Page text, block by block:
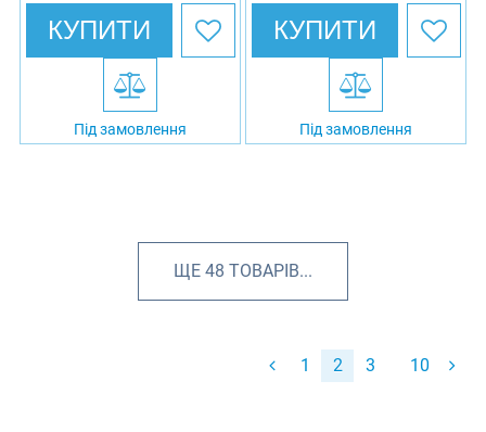
КУПИТИ
Під замовлення
КУПИТИ
Під замовлення
ЩЕ 48 ТОВАРІВ...
1 2 3 10